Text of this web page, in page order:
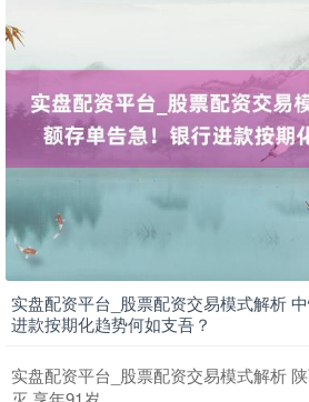
上证综指 3931.13
深证成指 14263.69
实盘配资平台_股票配资交易模式解析
进款按期化趋势何如支吾？
实盘配资平台_股票配资交易模式解析